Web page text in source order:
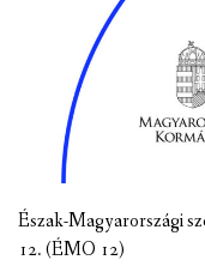
Észak-Magyarországi
12. (ÉMO 12)